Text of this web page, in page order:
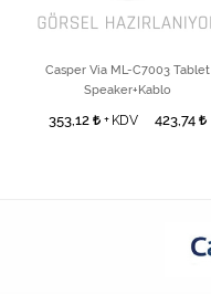
Casper Via ML-C7003 Tablet
Speaker+Kablo
353,12 + KDV 423,74